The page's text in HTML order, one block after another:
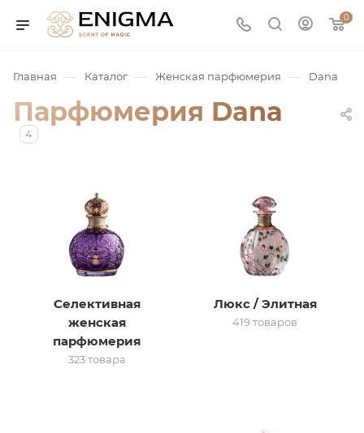
0
/ Нишевая
Главная — Каталог — Женская парфюмерия — Dana
Парфюмерия Dana
4
Селективная
женская
парфюмерия
323 товара
Люкс / Элитная
419 товаров